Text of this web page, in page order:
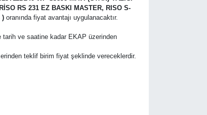
RS 231 EZ BASKI MASTER, RISO S-
)oranında fiyat avantajı uygulanacaktır.
tarih ve saatine kadar EKAP üzerinden
teklif birim fiyat şeklinde vereceklerdir.